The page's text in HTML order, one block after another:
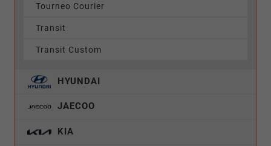
Tourneo Courier
Transit
Transit Custom
HYUNDAI
JAECOO
KIA